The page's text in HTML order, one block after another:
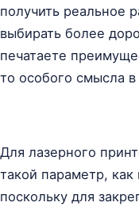
получить реальное
выбирать более
печатаете
то особого смысла в
Для лазерного
такой параметр,
поскольку для